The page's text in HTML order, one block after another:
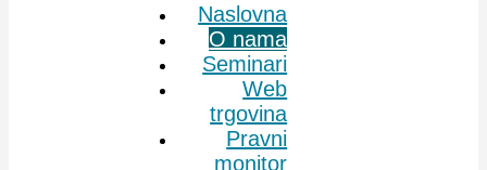
Naslovna
O nama
Seminari
Web
trgovina
Pravni
monitor